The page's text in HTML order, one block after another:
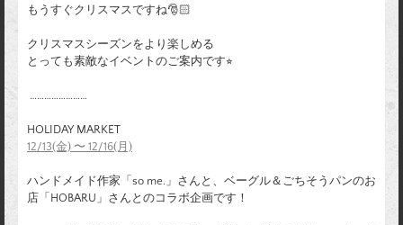
もうすぐクリスマスですね🎅🏻
クリスマスシーズンをより楽しめる
とっても素敵なイベントのご案内です⭐︎
……………………
HOLIDAY MARKET
12/13(金) 〜 12/16(月)
ハンドメイド作家「so me.」さんと、 ベーグル＆ごちそうパンのお
店「HOBARU」さんとのコラボ企画です！